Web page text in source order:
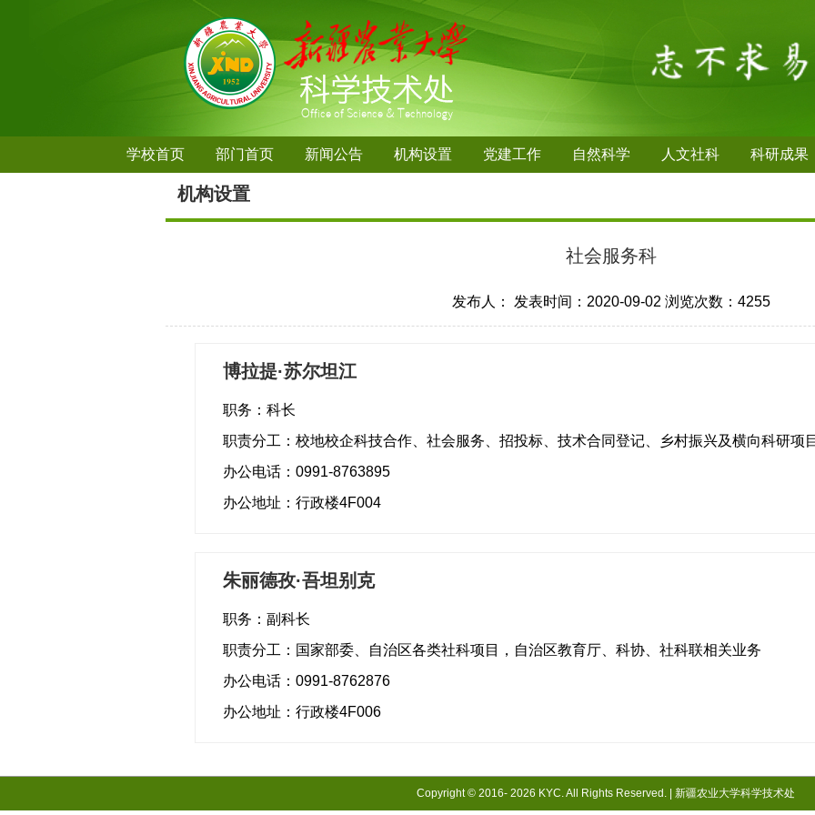
学校首页 部门首页 新闻公告 机构设置 党建工作 自然科学 人文社科 科研成果
机构设置
社会服务科
发布人： 发表时间：2020-09-02 浏览次数： 4255
博拉提·苏尔坦江
职务：科长
职责分工：校地校企科技合作、社会服务、招投标、技术合同登记、乡村振兴及横向科研项
办公电话：0991-8763895
办公地址：行政楼4F004
朱丽德孜·吾坦别克
职务：副科长
职责分工：国家部委、自治区各类社科项目，自治区教育厅、科协、社科联相关业务
办公电话：0991-8762876
办公地址：行政楼4F006
Copyright © 2016- 2026 KYC. All Rights Reserved. | 新疆农业大学科学技术处